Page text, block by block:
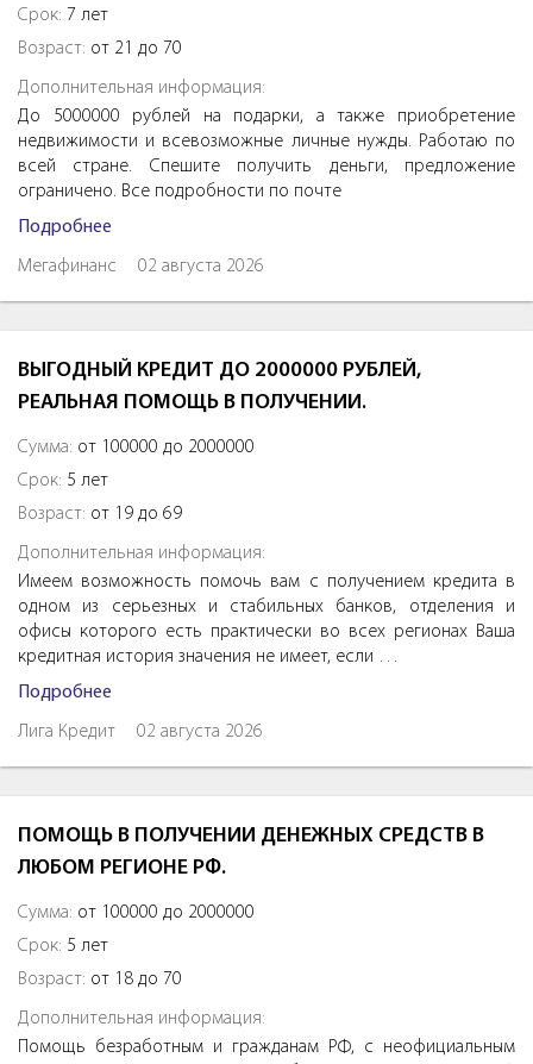
Срок: 7 лет
Возраст: от 21 до 70
Дополнительная информация:
До 5000000 рублей на подарки, а также приобретение
недвижимости и всевозможные личные нужды. Работаю по
всей стране. Спешите получить деньги, предложение
ограничено. Все подробности по почте
Подробнее
Мегафинанс 02 августа 2026
ВЫГОДНЫЙ КРЕДИТ ДО 2000000 РУБЛЕЙ,
РЕАЛЬНАЯ ПОМОЩЬ В ПОЛУЧЕНИИ.
Сумма: от 100000 до 2000000
Срок: 5 лет
Возраст: от 19 до 69
Дополнительная информация:
Имеем возможность помочь вам с получением кредита в
одном из серьезных и стабильных банков, отделения и
офисы которого есть практически во всех регионах Ваша
кредитная история значения не имеет, если …
Подробнее
Лига Кредит 02 августа 2026
ПОМОЩЬ В ПОЛУЧЕНИИ ДЕНЕЖНЫХ СРЕДСТВ В
ЛЮБОМ РЕГИОНЕ РФ.
Сумма: от 100000 до 2000000
Срок: 5 лет
Возраст: от 18 до 70
Дополнительная информация:
Помощь безработным и гражданам РФ, с неофициальным